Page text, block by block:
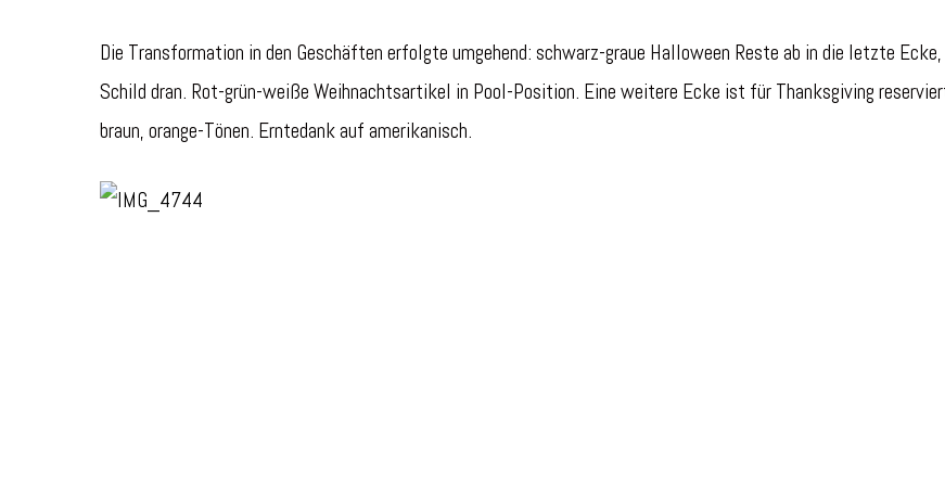
Die Transformation in den Geschäften erfolgte umgehend: schwarz-graue Halloween Reste ab in die letzte
Schild dran. Rot-grün-weiße Weihnachtsartikel in Pool-Position. Eine weitere Ecke ist für Thanksgiving
braun, orange-Tönen. Erntedank auf amerikanisch.